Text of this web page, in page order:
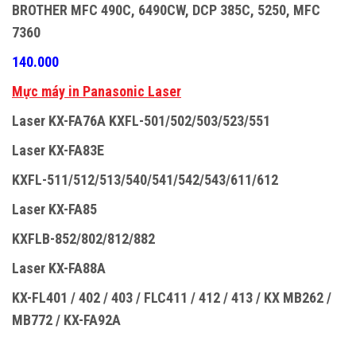
BROTHER MFC 490C, 6490CW, DCP 385C, 5250, MFC
7360
140.000
Mực máy in Panasonic Laser
Laser KX-FA76A KXFL-501/502/503/523/551
Laser KX-FA83E
KXFL-511/512/513/540/541/542/543/611/612
Laser KX-FA85
KXFLB-852/802/812/882
Laser KX-FA88A
KX-FL401 / 402 / 403 / FLC411 / 412 / 413 / KX MB262 /
MB772 / KX-FA92A